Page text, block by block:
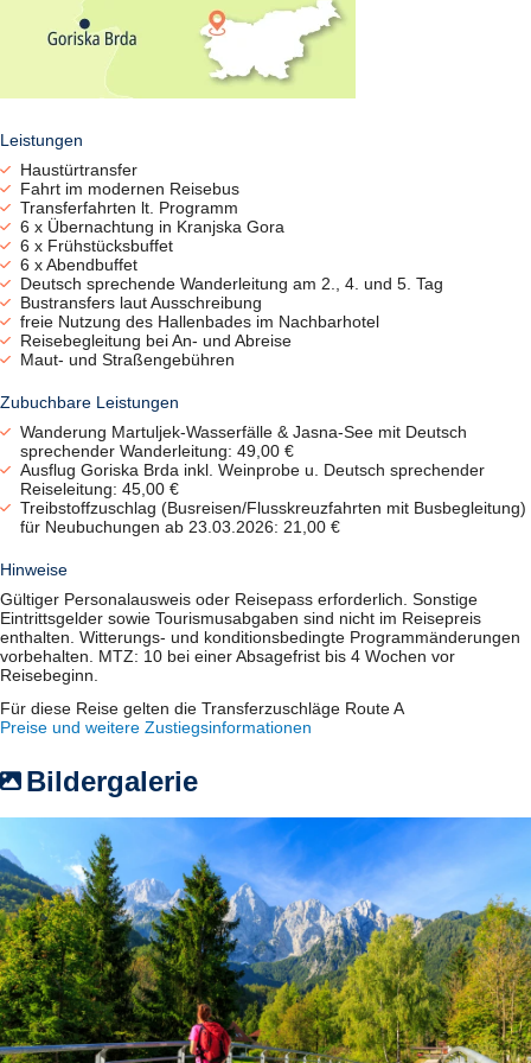
Leistungen
Haustürtransfer
Fahrt im modernen Reisebus
Transferfahrten lt. Programm
6 x Übernachtung in Kranjska Gora
6 x Frühstücksbuffet
6 x Abendbuffet
Deutsch sprechende Wanderleitung am 2., 4. und 5. Tag
Bustransfers laut Ausschreibung
freie Nutzung des Hallenbades im Nachbarhotel
Reisebegleitung bei An- und Abreise
Maut- und Straßengebühren
Zubuchbare Leistungen
Wanderung Martuljek-Wasserfälle & Jasna-See mit Deutsch
sprechender Wanderleitung: 49,00 €
Ausflug Goriska Brda inkl. Weinprobe u. Deutsch sprechender
Reiseleitung: 45,00 €
Treibstoffzuschlag (Busreisen/Flusskreuzfahrten mit Busbegleitung)
für Neubuchungen ab 23.03.2026: 21,00 €
Hinweise
Gültiger Personalausweis oder Reisepass erforderlich. Sonstige
Eintrittsgelder sowie Tourismusabgaben sind nicht im Reisepreis
enthalten. Witterungs- und konditionsbedingte Programmänderungen
vorbehalten. MTZ: 10 bei einer Absagefrist bis 4 Wochen vor
Reisebeginn.
Für diese Reise gelten die Transferzuschläge Route A
Preise und weitere Zustiegsinformationen
Bildergalerie